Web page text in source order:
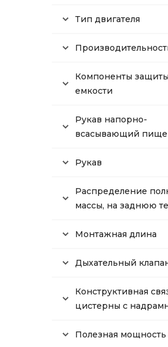
Тип двигателя
Компоненты защиты
емкости
Рукав напорно-
всасывающий
Рукав
Распределение
массы, на заднюю
Монтажная длина
Дыхательный
Конструктивная
цистерны с
Полезная мощность